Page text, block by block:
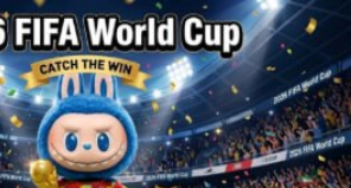
截详情
因:
了安全规则,请提交问题反馈